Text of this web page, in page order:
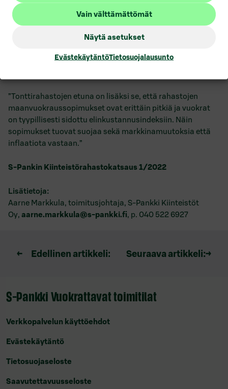
Vain välttämättömät
Näytä asetukset
EvästekäytäntöTietosuojalausunto
Kiihtyvän inflaation keskellä kiinnostavana
rahastoluokkana Markkula nostaa esiin tonttirahastot,
koska muun muassa energia- tai korjauskustannuksia ei
”Tonttirahastojen etuna on lisäksi se, että rahastojen
maanvuokraussopimukset ovat erittäin pitkiä ja vuokrat
on tyypillisesti sidottu elinkustannusindeksiin. Näin
sopimukset tuovat suojaa sekä markkinamuutoksia että
inflaatiota vastaan.”
S-Pankin Kiinteistörahastokatsaus 1/2022
Lisätietoja:
Aarne Markkula, toimitusjohtaja, S-Pankki Kiinteistöt
Oy, aarne.markkula@s-pankki.fi, p. 040 522 6927
Artikkelien
← Edellinen artikkeli: →
Seuraava artikkeli:
S-Pankki Vuokrattavat toimitilat
Verkkopalvelun käyttöehdot
Evästekäytäntö
Tietosuojaseloste
Saavutettavuusseloste